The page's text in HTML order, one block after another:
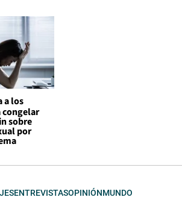
a los
congelar
sobre
por
ENTREVISTASOPINIÓNMUNDO